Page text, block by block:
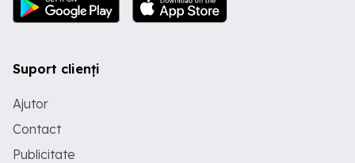
Suport clienți
Ajutor
Contact
Publicitate